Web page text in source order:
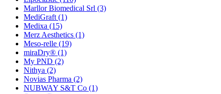
Marllor Biomedical Srl (3)
MediGraft (1)
Medixa (15)
Merz Aesthetics (1)
Meso-relle (19)
miraDry® (1)
My PND (2)
Nithya (2)
Novias Pharma (2)
NUBWAY S&T Co (1)